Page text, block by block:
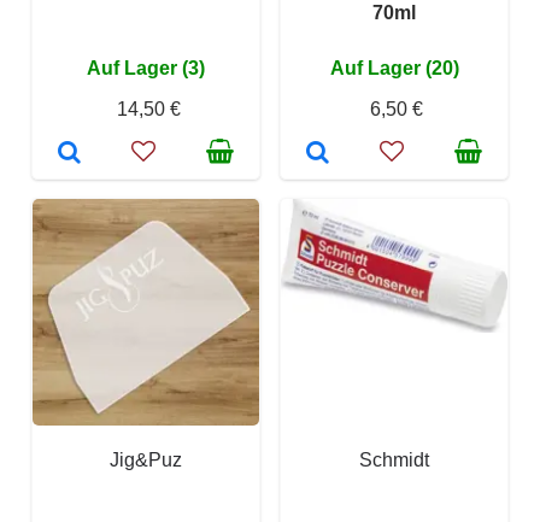
Auf Lager (3)
14,50 €
70ml
Auf Lager (20)
6,50 €
Jig&Puz Schmidt